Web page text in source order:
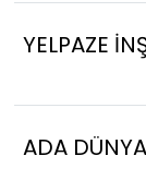
YELPAZE
ADA